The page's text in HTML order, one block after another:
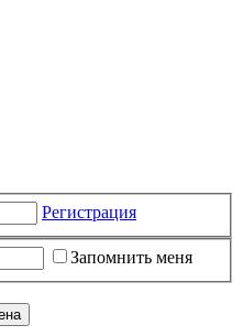
Регистрация
Запомнить меня